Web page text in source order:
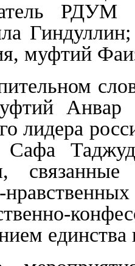
РДУМ
муфтий
Анвар
лидера
Сафа
единства